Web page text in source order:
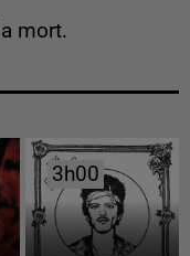
mort.
3h00
3h00